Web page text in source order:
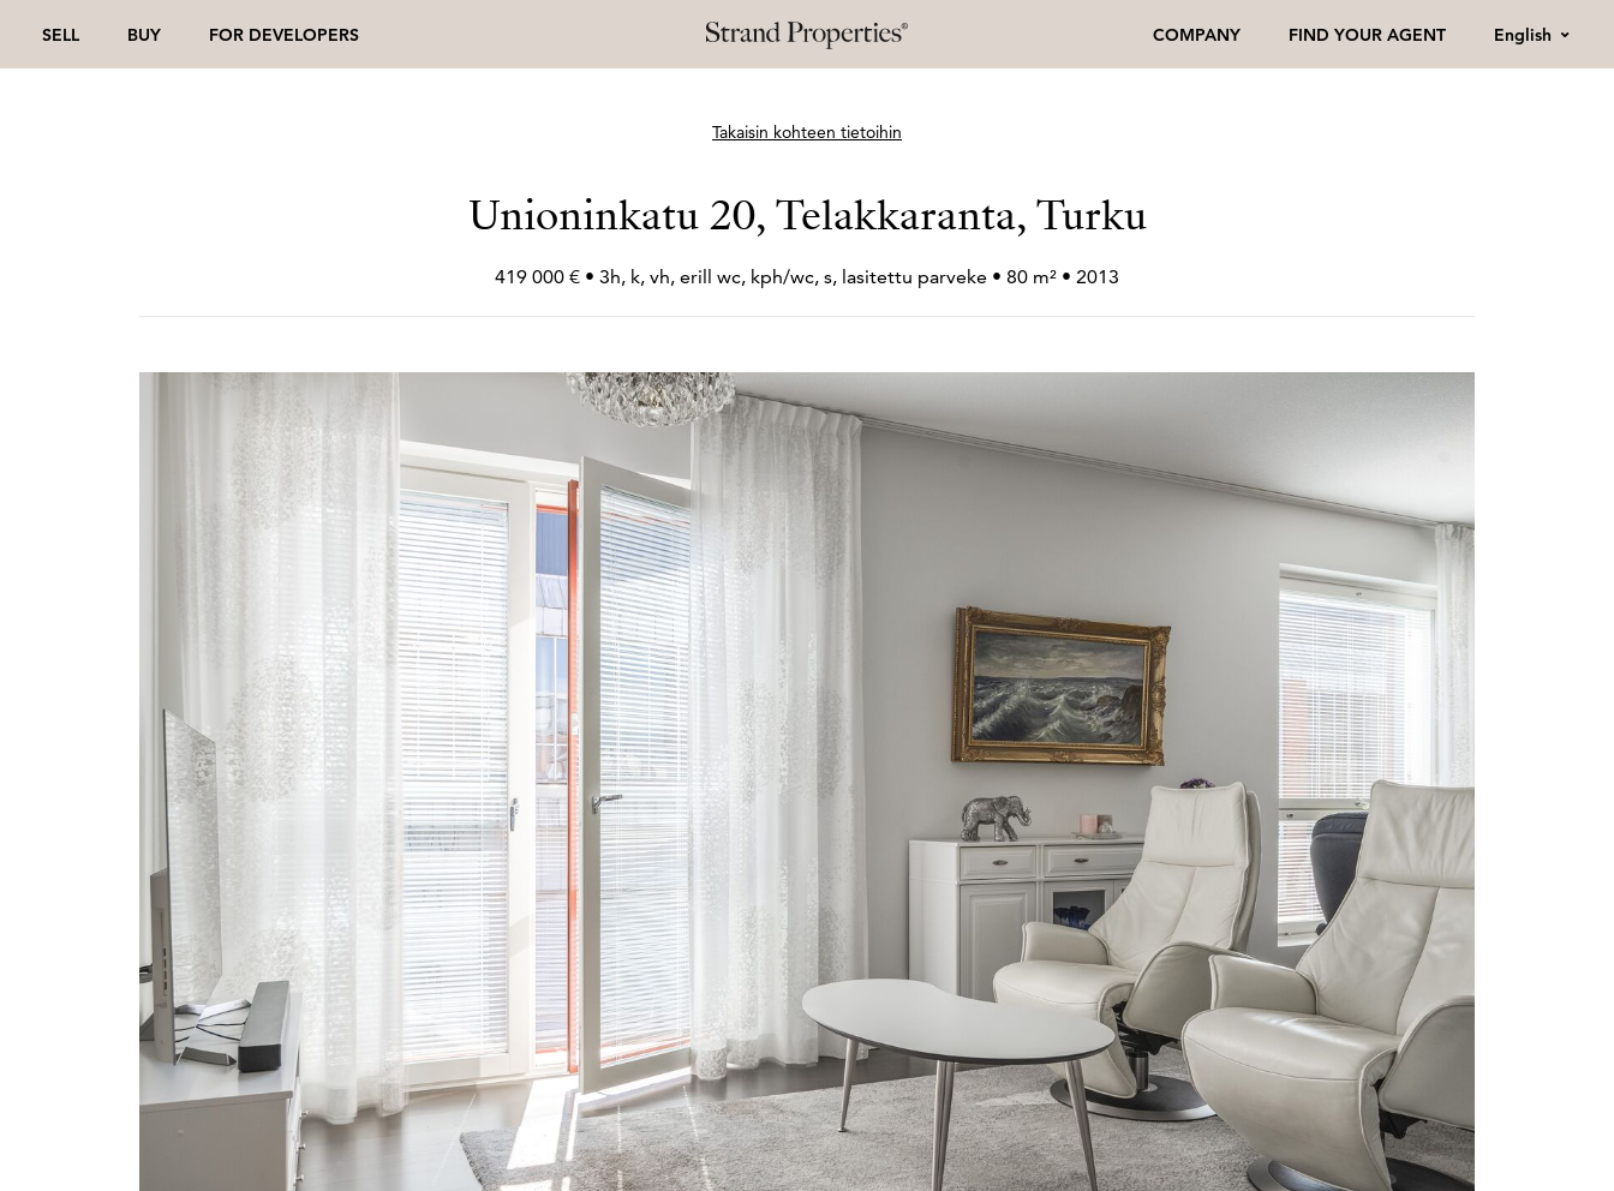
SELL BUY FOR DEVELOPERS COMPANY FIND YOUR AGENT English
Takaisin kohteen tietoihin
Unioninkatu 20, Telakkaranta, Turku
419 000 € • 3h, k, vh, erill wc, kph/wc, s, lasitettu parveke • 80 m² • 2013